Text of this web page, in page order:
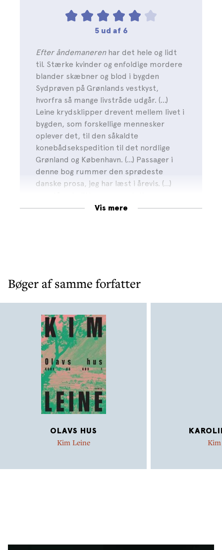
5 ud af 6
Efter åndemanerenhar det hele og lidt
til. Stærke kvinder og enfoldige mordere
blander skæbner og blod i bygden
Sydprøven på Grønlands vestkyst,
hvorfra så mange livstråde udgår. (…)
Leine krydsklipper drevent mellem livet i
bygden, som forskellige mennesker
oplever det, til den såkaldte
konebådsekspedition til det nordlige
Grønland og København. (…) Passager i
denne bog rummer den sprødeste
danske prosa, jeg har læst i årevis. (…)
Vis mere
Bøger af samme forfatter
OLAVS HUS
Kim Leine